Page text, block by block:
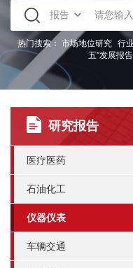
热门搜索： 市场地位研究 行
五”发展报告
研究报告
医疗医药
石油化工
仪器仪表
车辆交通